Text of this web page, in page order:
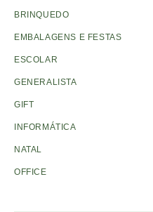
BRINQUEDO
EMBALAGENS E FESTAS
ESCOLAR
GENERALISTA
GIFT
INFORMÁTICA
NATAL
OFFICE